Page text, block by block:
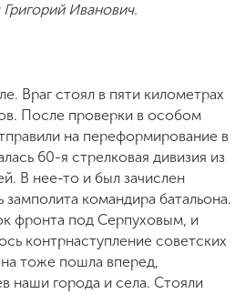
Иванович.
Враг стоял в пяти километрах
После проверки в особом
на переформирование в
60-я стрелковая дивизия из
В нее-то и был зачислен
командира батальона.
фронта под Серпуховым, и
контрнаступление советских
тоже пошла вперед,
наши города и села. Стояли